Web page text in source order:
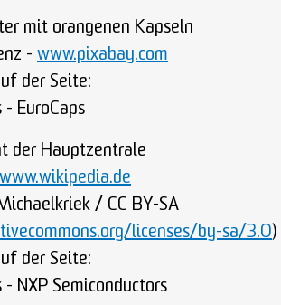
mit orangenen Kapseln
- www.pixabay.com
der Seite:
- EuroCaps
der Hauptzentrale
www.wikipedia.de
/ CC BY-SA
licenses/by-sa/3.0)
der Seite:
- NXP Semiconductors